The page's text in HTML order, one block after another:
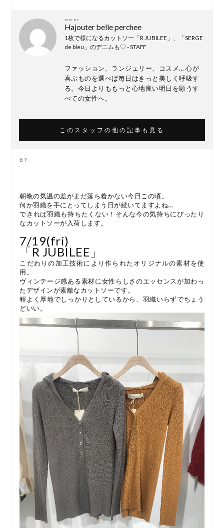
TEXT BY
Hajouter belle perchee
1枚で様になるカットソー「R JUBILEE」、「SERGE
de bleu」のデニムも♡ - STAFF
ファッション、ランジェリー、コスメ… 心が
喜ぶものを選べば毎日はきっと美しく呼吸す
る。今日よりももっと心地良い明日を願うす
べての女性へ。
このスタッフの他の記事も見る
朝晩の気温の差がまだ落ち着かない今日この頃。
何か羽織を手にとってしまう日が続いてますよね…
できれば羽織も持ちたくない！そんな今の気持ちにぴったり
なカットソーが入荷します。
7/19(fri)
「R JUBILEE」
こだわりの加工技術により作られたオリジナルの素材を使
用。
ヴィンテージ感ある素材に女性らしさのエッセンスが加わっ
たデザインが素敵なカットソーです。
程よく厚地でしっかりとしているから、羽織いらずでちょう
どいい。